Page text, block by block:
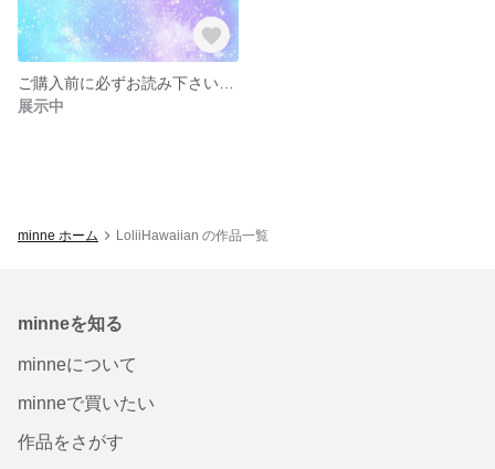
展示中
minne ホーム LoliiHawaiian の作品一覧
minneを知る
minneについて
minneで買いたい
作品をさがす